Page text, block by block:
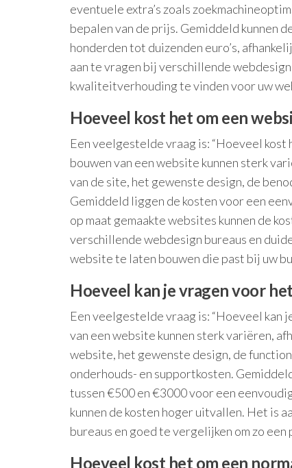
eventuele extra’s zoals
bepalen van de prijs. Gemiddeld kunnen
honderden tot duizenden euro’s,
aan te vragen bij verschillende
kwaliteitverhouding te vinden voor uw
Hoeveel kost het om een
Een veelgestelde vraag is: “Hoeveel
bouwen van een website kunnen sterk
van de site, het gewenste design, de
Gemiddeld liggen de kosten voor een
op maat gemaakte websites kunnen de
verschillende webdesign bureaus en
website te laten bouwen die past bij uw
Hoeveel kan je vragen voor
Een veelgestelde vraag is: “Hoeveel kan
van een website kunnen sterk variëren,
website, het gewenste design, de
onderhouds- en supportkosten.
tussen €500 en €3000 voor een
kunnen de kosten hoger uitvallen. Het is
bureaus en goed te vergelijken om zo
Hoeveel kost het om een